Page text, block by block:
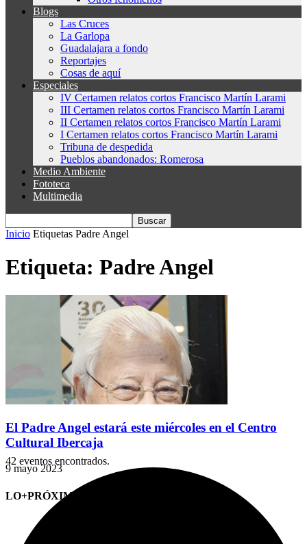
Blogs
Las Cruces
La Garlopa
Guadalajara a fondo
Reportajes
Cosas de aquí
Especiales
IV Certamen relatos cortos Francisco Martín Larami
III Certamen relatos cortos Francisco Martín Larami
II Certamen relatos cortos Francisco Martín Larami
I Certamen relatos cortos Francisco Martín Larami
Tribuna de despedida
Pueblos abandonados: Romerosa
Medio Ambiente
Fototeca
Multimedia
Inicio Etiquetas Padre Angel
Etiqueta: Padre Angel
El Padre Angel estará este miércoles en el Centro
Cultural Ibercaja
9 mayo 2023
LO+PRÓXIMO (CITAS)
42 eventos encontrados.